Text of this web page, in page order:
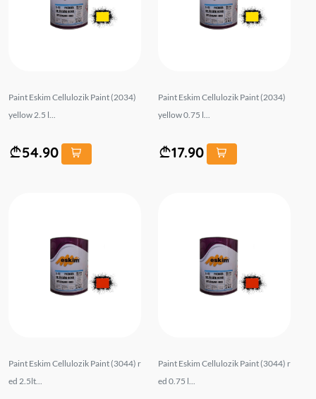
Paint Eskim Cellulozik Paint (2034)
yellow 2.5 l...
54.90
Paint Eskim Cellulozik Paint (2034)
yellow 0.75 l...
17.90
Paint Eskim Cellulozik Paint (3044) r
ed 2.5lt...
Paint Eskim Cellulozik Paint (3044) r
ed 0.75 l...